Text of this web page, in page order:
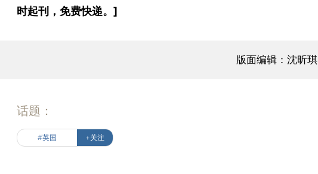
时起刊，免费快递。]
版面编辑：沈昕琪
话题：
#英国 +关注